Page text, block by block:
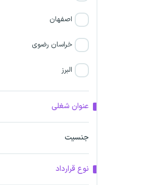
اصفهان
خراسان رضوی
البرز
اراک
عنوان شغلی
جنسیت
نوع قرارداد